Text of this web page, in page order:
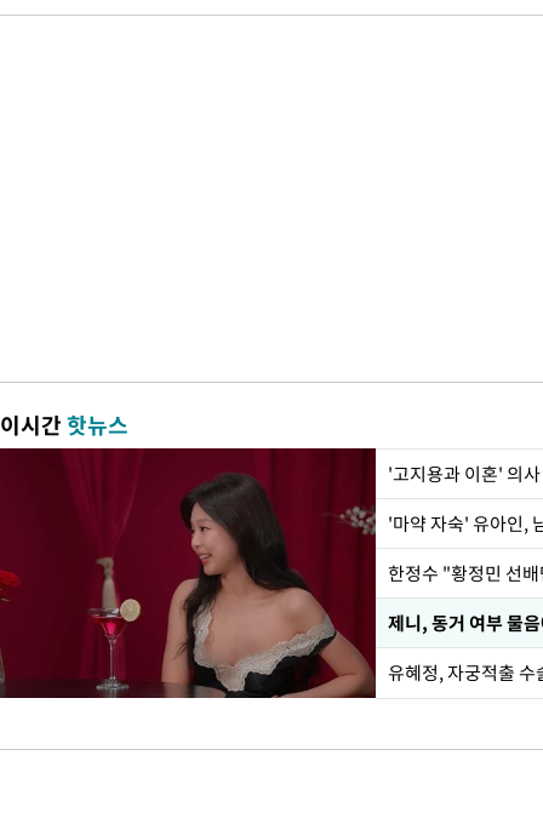
이시간핫뉴스
'고지용과 이혼' 의
'마약 자숙' 유아인,
제니, 동거 여부 물
유혜정, 자궁적출